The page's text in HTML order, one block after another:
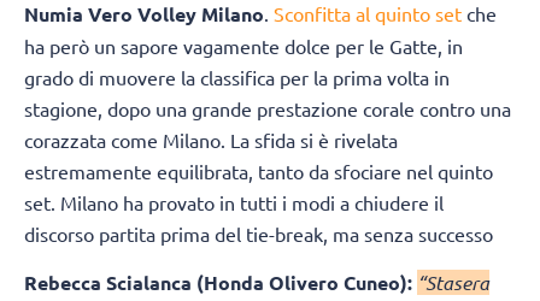
Numia Vero Volley Milano. Sconfitta al quinto set che
ha però un sapore vagamente dolce per le Gatte, in
grado di muovere la classifica per la prima volta in
stagione, dopo una grande prestazione corale contro una
corazzata come Milano. La sfida si è rivelata
estremamente equilibrata, tanto da sfociare nel quinto
set. Milano ha provato in tutti i modi a chiudere il
discorso partita prima del tie-break, ma senza successo
Rebecca Scialanca (Honda Olivero Cuneo): “Stasera